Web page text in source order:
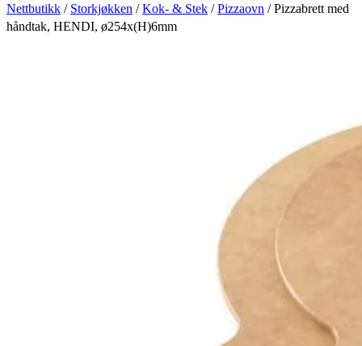
Nettbutikk / Storkjøkken /Kok- & Stek /Pizzaovn / Pizzabrett med
håndtak, HENDI, ø254x(H)6mm